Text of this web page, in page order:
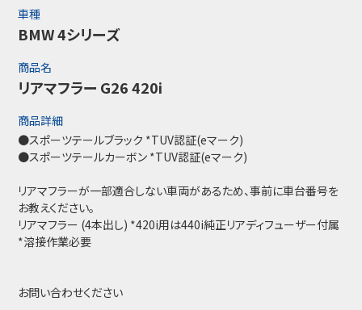
車種
BMW 4シリーズ
商品名
リアマフラー G26 420i
商品詳細
●スポーツテールブラック *TUV認証(eマーク)
●スポーツテールカーボン *TUV認証(eマーク)
リアマフラーが一部適合しない車両があるため、事前に車台番号を
お教えください。
リアマフラー (4本出し) *420i用は440i純正リアディフューザー付属
*溶接作業必要
お問い合わせください